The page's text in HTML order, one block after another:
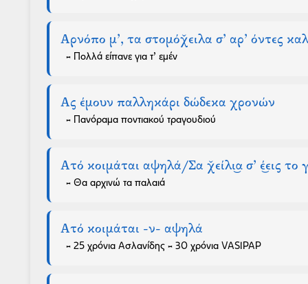
Αρνόπο μ’, τα στομόχ̌ειλα σ’ αρ’ όντες
- Πολλά είπανε για τ’ εμέν
Ας έμουν παλληκάρι δώδεκα χρονών
- Πανόραμα ποντιακού τραγουδιού
Ατό κοιμάται αψηλά/Σα χ̌είλι͜α σ’ έ͜εις το
- Θα αρχινώ τα παλαιά
Ατό κοιμάται -ν- αψηλά
- 25 χρόνια Ασλανίδης - 30 χρόνια VASIPAP